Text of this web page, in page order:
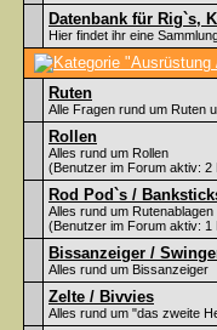
Datenbank für Rig`s,
Hier findet ihr eine
Ruten
Alle Fragen rund um Ruten
Rollen
Alles rund um Rollen
(Benutzer im Forum aktiv: 2
Rod Pod`s /
Alles rund um Rutenablagen
(Benutzer im Forum aktiv: 1
Bissanzeiger /
Alles rund um Bissanzeiger
Zelte / Bivvies
Alles rund um "das zweite